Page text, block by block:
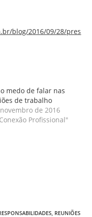
blog/2016/09/28/pres
medo de falar nas
de trabalho
de 2016
Profissional"
, REUNIÕES